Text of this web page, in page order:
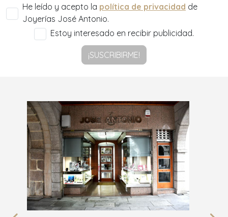
He leído y acepto la política de privacidad de
Joyerías José Antonio.
Estoy interesado en recibir publicidad.
¡SUSCRIBIRME!